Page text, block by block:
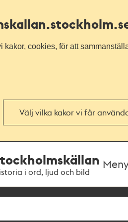
cookies, för att
Välj vilka kakor vi får
i ord, ljud och bild